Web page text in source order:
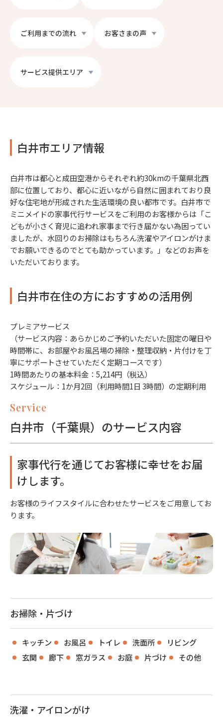
ご利用までの流れ お客さまの声
サービス提供エリア
白井市エリア情報
白井市は都心と成田空港からそれぞれ約30kmの千葉県北西
部に位置しており、都心に近いながら自然に囲まれており良
好な住宅地が形成された生活環境の良い都市です。白井市で
ミニメイドの家事代行サービスをご利用のお客様からは「こ
どもが小さく育児に追われ家事まで行き届かない為困ってい
ましたが、水回りのお掃除はもちろん洗濯やアイロンがけま
でお願いできるのでとても助かっています。」などのお声を
いただいております。
白井市在住の方におすすめの活用例
プレミアサービス
（サービス内容：あらかじめご予約いただいた固定の曜日や
時間帯に、お部屋やお風呂場の掃除・整理収納・片付けを丁
寧にサポートさせていただく定期コースです）
1時間あたりの基本料金：5,214円（税込）
スケジュール：1か月2回（利用時間1日 3時間）の定期利用
Service
白井市（千葉県）のサービス内容
家事代行を通じてお客様に幸せをお届
けします。
お客様のライフスタイルに合わせたサービスをご用意してお
ります。
お掃除・片づけ
キッチン お風呂 トイレ 洗面所
リビング
玄関
廊下 窓ガラス お庭 片づけ その他
洗濯・アイロンがけ